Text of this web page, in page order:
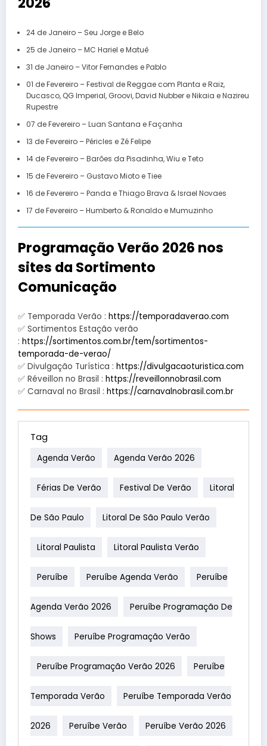
24 de Janeiro – Seu Jorge e Belo
25 de Janeiro – MC Hariel e Matuê
31 de Janeiro – Vitor Fernandes e Pablo
01 de Fevereiro – Festival de Reggae com Planta e Raiz,
Ducasco, QG Imperial, Groovi, David Nubber e Nikaia e Nazireu
Rupestre
07 de Fevereiro – Luan Santana e Façanha
13 de Fevereiro – Péricles e Zé Felipe
14 de Fevereiro – Barões da Pisadinha, Wiu e Teto
15 de Fevereiro – Gustavo Mioto e Tiee
16 de Fevereiro – Panda e Thiago Brava & Israel Novaes
17 de Fevereiro – Humberto & Ronaldo e Mumuzinho
Programação Verão 2026 nos
sites da Sortimento
Comunicação
✅ Temporada Verão : https://temporadaverao.com
✅ Sortimentos Estação verão
: https://sortimentos.com.br/tem/sortimentos-
temporada-de-verao/
✅ Divulgação Turística : https://divulgacaoturistica.com
✅ Réveillon no Brasil : https://reveillonnobrasil.com
✅ Carnaval no Brasil : https://carnavalnobrasil.com.br
Tag
Agenda Verão Agenda Verão 2026
Férias De Verão Festival De Verão Litoral
De São Paulo Litoral De São Paulo Verão
Litoral Paulista Litoral Paulista Verão
Peruíbe Peruíbe Agenda Verão Peruíbe
Agenda Verão 2026 Peruíbe Programação De
Shows Peruíbe Programação Verão
Peruíbe Programação Verão 2026 Peruíbe
Temporada Verão Peruíbe Temporada Verão
2026 Peruíbe Verão Peruíbe Verão 2026